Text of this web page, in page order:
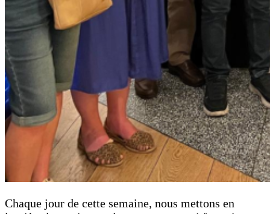
Chaque jour de cette semaine, nous mettons en